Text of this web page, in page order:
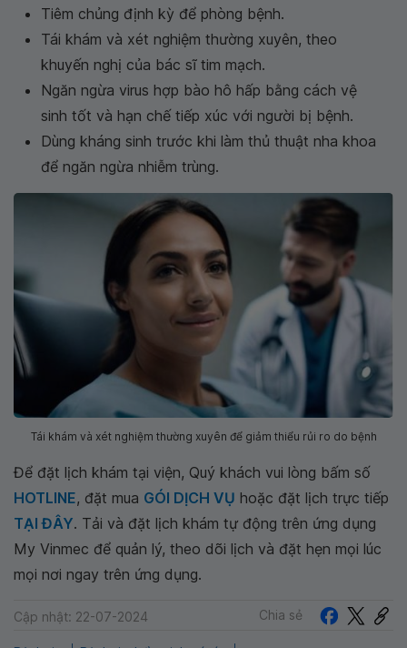
Tiêm chủng định kỳ để phòng bệnh.
Tái khám và xét nghiệm thường xuyên, theo
khuyến nghị của bác sĩ tim mạch.
Ngăn ngừa virus hợp bào hô hấp bằng cách vệ
sinh tốt và hạn chế tiếp xúc với người bị bệnh.
Dùng kháng sinh trước khi làm thủ thuật nha khoa
để ngăn ngừa nhiễm trùng.
Tái khám và xét nghiệm thường xuyên để giảm thiểu rủi ro do bệnh
Để đặt lịch khám tại viện, Quý khách vui lòng bấm số
HOTLINE, đặt mua GÓI DỊCH VỤ hoặc đặt lịch trực tiếp
TẠI ĐÂY. Tải và đặt lịch khám tự động trên ứng dụng
My Vinmec để quản lý, theo dõi lịch và đặt hẹn mọi lúc
mọi nơi ngay trên ứng dụng.
Cập nhật: 22-07-2024 Chia sẻ